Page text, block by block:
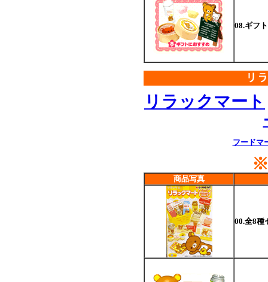
08.ギフ
リラックマート
フードマ
※
商品写真
00.全8種